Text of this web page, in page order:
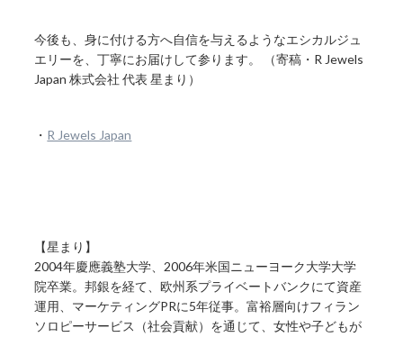
今後も、身に付ける方へ自信を与えるようなエシカルジュ
エリーを、丁寧にお届けして参ります。 （寄稿・R Jewels
Japan 株式会社 代表 星まり）
・ R Jewels Japan
【星まり】
2004年慶應義塾大学、2006年米国ニューヨーク大学大学
院卒業。邦銀を経て、欧州系プライベートバンクにて資産
運用、マーケティングPRに5年従事。富裕層向けフィラン
ソロピーサービス（社会貢献）を通じて、女性や子どもが